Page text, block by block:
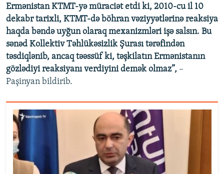
Ermənistan KTMT-yə müraciət etdi ki, 2010-cu il 10
dekabr tarixli, KTMT-də böhran vəziyyətlərinə reaksiya
haqda bəndə uyğun olaraq mexanizmləri işə salsın. Bu
sənəd Kollektiv Təhlükəsizlik Şurası tərəfindən
təsdiqlənib, ancaq təəssüf ki, təşkilatın Ermənistanın
gözlədiyi reaksiyanı verdiyini demək olmaz”, –
Paşinyan bildirib.